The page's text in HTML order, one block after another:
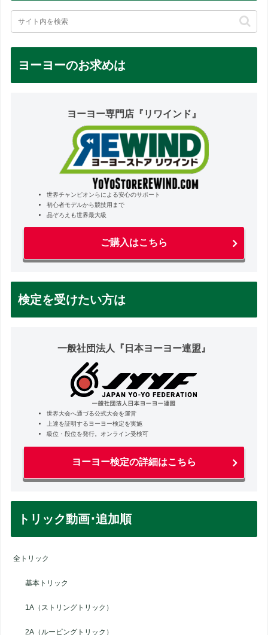
ヨーヨーのお求めは
ヨーヨー専門店『リワインド』
世界チャンピオンらによる安心のサポート
初心者モデルから競技用まで
品ぞろえも世界最大級
ご購入はこちら
検定を受けたい方は
一般社団法人『日本ヨーヨー連盟』
世界大会へ通づる公式大会を運営
上達を証明するヨーヨー検定を実施
級位・段位を発行。オンライン受検可
ヨーヨー検定の詳細はこちら
トリック動画･追加順
全トリック
基本トリック
1A（ストリングトリック）
2A（ルーピングトリック）